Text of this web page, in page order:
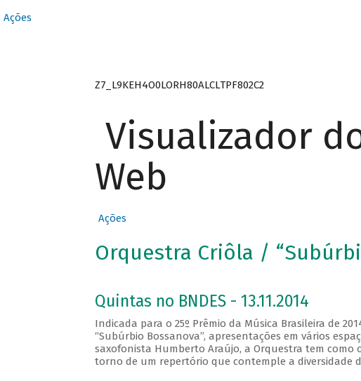
Ações
Z7_L9KEH4O0LORH80ALCLTPF802C2
Visualizador
Web
Ações
Orquestra Criôla /
Quintas no BNDES - 13.11.2014
Indicada para o 25º Prêmio da Música Brasileira de
“Subúrbio Bossanova”, apresentações em vários
saxofonista Humberto Araújo, a Orquestra tem
torno de um repertório que contemple a diversidade